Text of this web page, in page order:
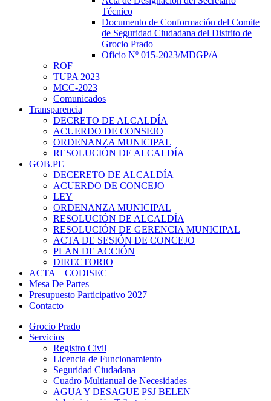
Técnico
Documento de Conformación del Comite
de Seguridad Ciudadana del Distrito de
Grocio Prado
Oficio Nº 015-2023/MDGP/A
ROF
TUPA 2023
MCC-2023
Comunicados
Transparencia
DECRETO DE ALCALDÍA
ACUERDO DE CONSEJO
ORDENANZA MUNICIPAL
RESOLUCIÓN DE ALCALDÍA
GOB.PE
DECERETO DE ALCALDÍA
ACUERDO DE CONCEJO
LEY
ORDENANZA MUNICIPAL
RESOLUCIÓN DE ALCALDÍA
RESOLUCIÓN DE GERENCIA MUNICIPAL
ACTA DE SESIÓN DE CONCEJO
PLAN DE ACCIÓN
DIRECTORIO
ACTA – CODISEC
Mesa De Partes
Presupuesto Participativo 2027
Contacto
Grocio Prado
Servicios
Registro Civil
Licencia de Funcionamiento
Seguridad Ciudadana
Cuadro Multianual de Necesidades
AGUA Y DESAGUE PSJ BELEN